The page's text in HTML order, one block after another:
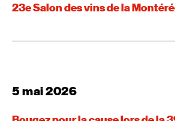
23e Salon des vins de la
5 mai 2026